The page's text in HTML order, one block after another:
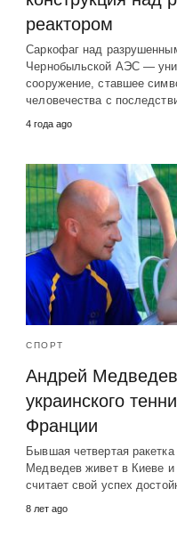
реактором
Саркофаг над
Чернобыльской АЭС —
сооружение, ставшее
человечества с
4 года ago
СПОРТ
Андрей
украинского
Франции
Бывшая четвертая
Медведев живет в Киеве
считает свой успех
8 лет ago